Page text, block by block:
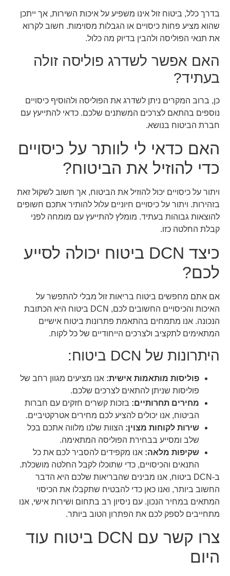
בדרך כלל, ביטוח זול אינו משפיע על איכות השירות, אך ייתכן
שהוא מציע פחות כיסויים או הגבלות מסוימות. חשוב לקרוא
את תנאי הפוליסה ולהבין בדיוק מה כלול.
האם אפשר לשדרג פוליסה זולה
בעתיד?
כן, ברוב המקרים ניתן לשדרג את הפוליסה ולהוסיף כיסויים
נוספים בהתאם לצרכים המשתנים שלכם. כדאי להתייעץ עם
חברת הביטוח בנושא.
האם כדאי לי לוותר על כיסויים
כדי להוזיל את הביטוח?
ויתור על כיסויים יכול להוזיל את הביטוח, אך חשוב לשקול זאת
בזהירות. ויתור על כיסויים חיוניים עלול להותיר אתכם חשופים
להוצאות גבוהות בעתיד. מומלץ להתייעץ עם מומחה לפני
קבלת החלטה כזו.
כיצד DCN ביטוח יכולה לסייע
לכם?
אם אתם מחפשים ביטוח בריאות זול מבלי להתפשר על
האיכות והכיסויים החשובים לכם, DCN ביטוח היא הכתובת
הנכונה. אנו מתמחים בהתאמת פתרונות ביטוח אישיים
המתאימים לתקציב ולצרכים הייחודיים של כל לקוח.
היתרונות של DCN ביטוח:
פוליסות מותאמות אישית:אנו מציעים מגוון רחב של
פוליסות שניתן להתאים לצרכים שלכם.
מחירים תחרותיים:בזכות קשרים חזקים עם חברות
הביטוח, אנו יכולים להציע לכם מחירים אטרקטיביים.
שירות לקוחות מצוין:הצוות שלנו מלווה אתכם בכל
שלב ומסייע בבחירת הפוליסה המתאימה.
שקיפות מלאה:אנו מקפידים להסביר לכם את כל
התנאים והכיסויים, כדי שתוכלו לקבל החלטה מושכלת.
ב-DCN ביטוח, אנו מבינים שהבריאות שלכם היא הדבר
החשוב ביותר, ואנו כאן כדי להבטיח שתקבלו את הכיסוי
המתאים במחיר הנכון. עם ניסיון רב בתחום ושירות אישי, אנו
מתחייבים לספק לכם את הפתרון הטוב ביותר.
צרו קשר עם DCN ביטוח עוד
היום